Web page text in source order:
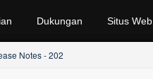
Dukungan Situs Web
Notes - 202